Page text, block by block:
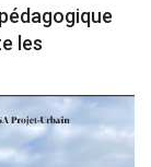
les